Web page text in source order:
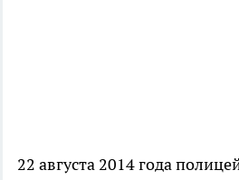
22 августа 2014 года